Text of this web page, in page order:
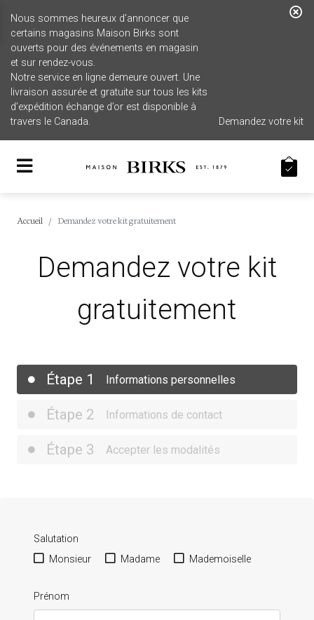
Nous sommes heureux d’annoncer que
certains magasins Maison Birks sont
ouverts pour des événements en magasin
et sur rendez-vous.
Notre service en ligne demeure ouvert. Une
livraison assurée et gratuite sur tous les kits
d’expédition échange d’or est disponible à
travers le Canada.
Demandez votre kit
Accueil Demandez votre kit gratuitement
Demandez votre kit
gratuitement
Étape 1 Informations personnelles
Étape 2 Informations de contact
Étape 3 Accepter les modalités
Salutation
Monsieur
Madame Mademoiselle
Prénom